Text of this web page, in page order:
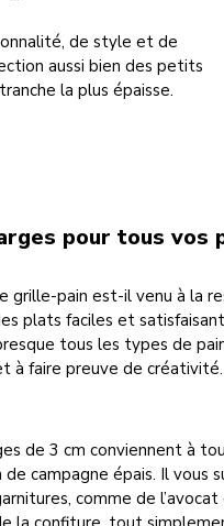
de style et de
aussi bien des petits
la plus épaisse.
pour tous vos
grille-pain est-il venu à la
plats faciles et
tous les types de
à faire preuve de créativité.
de 3 cm conviennent à
campagne épais. Il vous
comme de